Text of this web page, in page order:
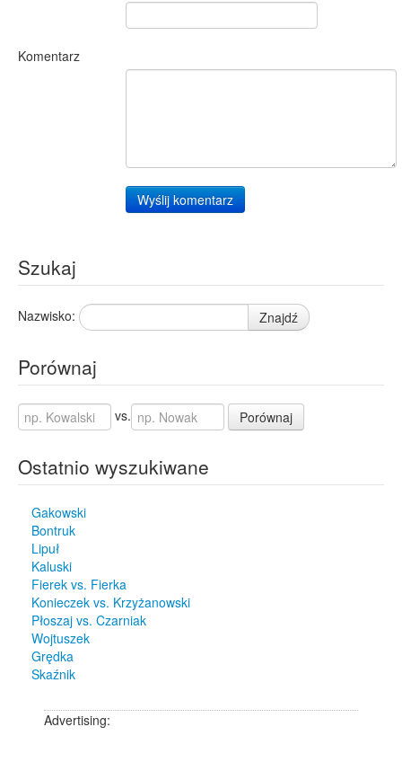
Komentarz
Wyślij komentarz
Szukaj
Nazwisko: Znajdź
Porównaj
vs. Porównaj
Ostatnio wyszukiwane
Gakowski
Bontruk
Lipuł
Kaluski
Fierek vs. Fierka
Konieczek vs. Krzyżanowski
Płoszaj vs. Czarniak
Wojtuszek
Grędka
Skaźnik
Advertising: